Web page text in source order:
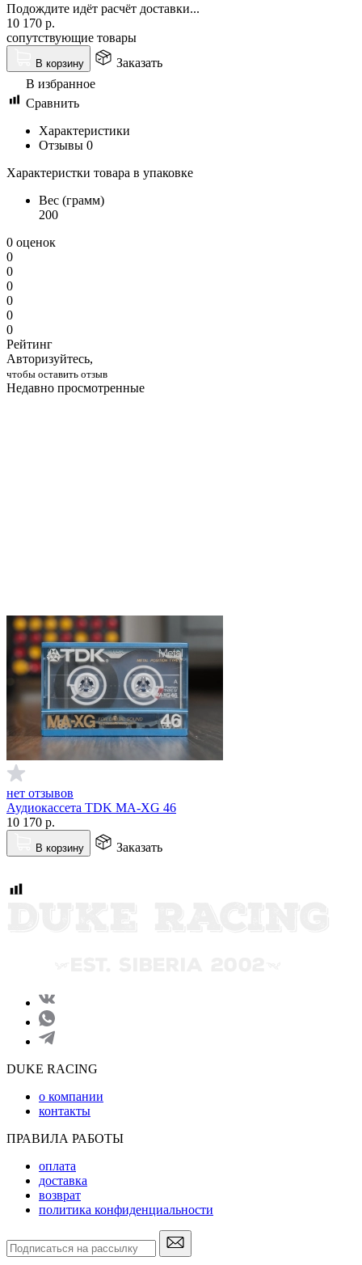
Подождите идёт расчёт доставки...
10 170 р.
сопутствующие товары
В корзину
Заказать
В избранное
Сравнить
Характеристики
Отзывы 0
Характеристки товара в упаковке
Вес (грамм)
200
0 оценок
0
0
0
0
0
0
Рейтинг
Авторизуйтесь,
чтобы оставить отзыв
Недавно просмотренные
нет отзывов
Аудиокассета TDK MA-XG 46
10 170 р.
В корзину Заказать
DUKE RACING
о компании
контакты
ПРАВИЛА РАБОТЫ
оплата
доставка
возврат
политика конфиденциальности